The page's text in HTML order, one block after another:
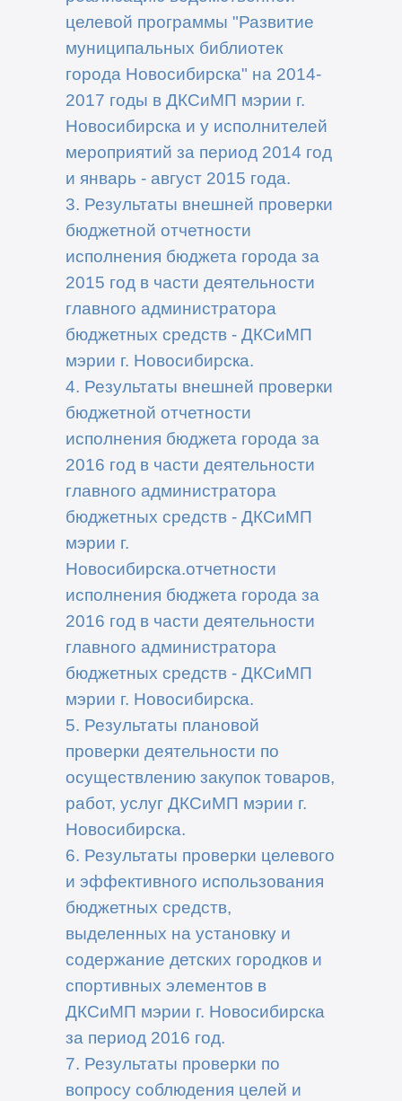
целевой программы "Развитие
муниципальных библиотек
города Новосибирска" на 2014-
2017 годы в ДКСиМП мэрии г.
Новосибирска и у исполнителей
мероприятий за период 2014 год
и январь - август 2015 года.
3. Результаты внешней проверки
бюджетной отчетности
исполнения бюджета города за
2015 год в части деятельности
главного администратора
бюджетных средств - ДКСиМП
мэрии г. Новосибирска.
4. Результаты внешней проверки
бюджетной отчетности
исполнения бюджета города за
2016 год в части деятельности
главного администратора
бюджетных средств - ДКСиМП
мэрии г.
Новосибирска.отчетности
исполнения бюджета города за
2016 год в части деятельности
главного администратора
бюджетных средств - ДКСиМП
мэрии г. Новосибирска.
5. Результаты плановой
проверки деятельности по
осуществлению закупок товаров,
работ, услуг ДКСиМП мэрии г.
Новосибирска.
6. Результаты проверки целевого
и эффективного использования
бюджетных средств,
выделенных на установку и
содержание детских городков и
спортивных элементов в
ДКСиМП мэрии г. Новосибирска
за период 2016 год.
7. Результаты проверки по
вопросу соблюдения целей и